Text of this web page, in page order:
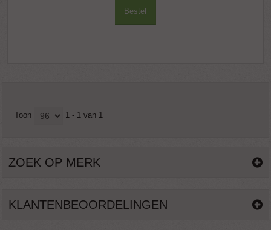
Bestel
Toon 1 - 1 van 1
ZOEK OP MERK
KLANTENBEOORDELINGEN